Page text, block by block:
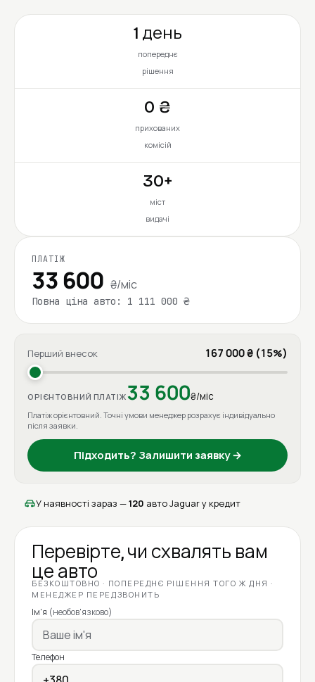
1 день
попереднє
рішення
0 ₴
прихованих
комісій
30+
міст
видачі
ПЛАТІЖ
33 600 ₴/міс
Повна ціна авто: 1 111 000 ₴
Перший внесок 167 000 ₴ (15%)
ОРІЄНТОВНИЙ ПЛАТІЖ33 600₴/міс
Платіж орієнтовний. Точні умови менеджер розрахує індивідуально
після заявки.
Підходить? Залишити заявку →
У наявності зараз —120 авто Jaguar у кредит
Перевірте, чи схвалять вам
це авто
БЕЗКОШТОВНО · ПОПЕРЕДНЄ РІШЕННЯ ТОГО Ж ДНЯ ·
МЕНЕДЖЕР ПЕРЕДЗВОНИТЬ
Ім'я (необов'язково)
Телефон